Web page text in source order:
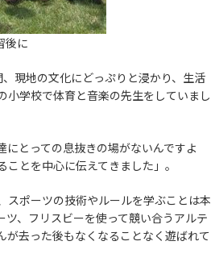
後に
現地の文化にどっぷりと浸かり、生活
小学校で体育と音楽の先生をしていまし
とっての息抜きの場がないんですよ
とを中心に伝えてきました」。
ポーツの技術やルールを学ぶことは本
、フリスビーを使って競い合うアルテ
去った後もなくなることなく遊ばれて